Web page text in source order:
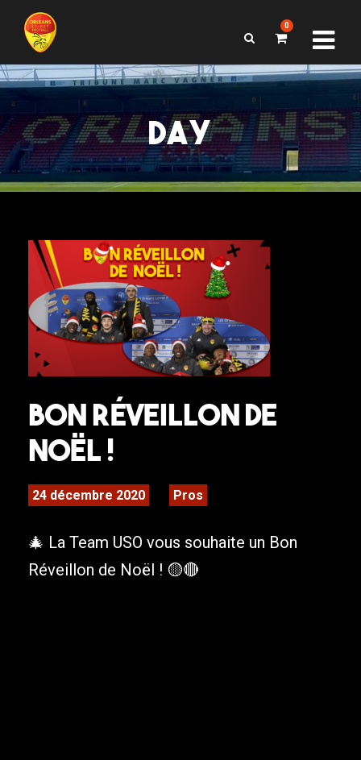
0
DAY
Bon Réveillon de
Noël !
24 décembre 2020 Pros
🎄 La Team USO vous souhaite un Bon
Réveillon de Noël ! 🟡🔴